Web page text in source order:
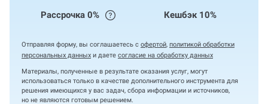
Рассрочка 0% Кешбэк 10%
Отправляя форму, вы соглашаетесь с офертой, политикой обработки
персональных данных и даете согласие на обработку данных
Материалы, полученные в результате оказания услуг, могут
использоваться только в качестве дополнительного инструмента для
решения имеющихся у вас задач, сбора информации и источников,
но не являются готовым решением.